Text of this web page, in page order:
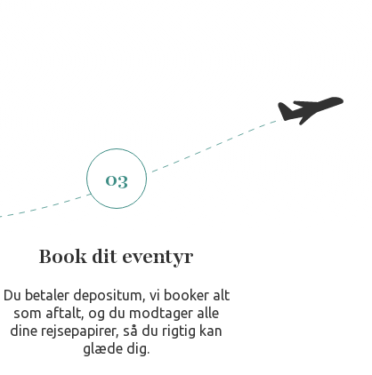
03
Book dit eventyr
Du betaler depositum, vi booker alt
som aftalt, og du modtager alle
dine rejsepapirer, så du rigtig kan
glæde dig.